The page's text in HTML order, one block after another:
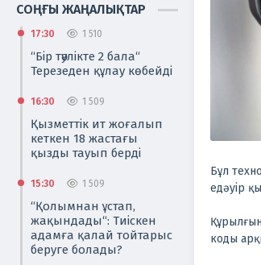
СОҢҒЫ ЖАҢАЛЫҚТАР
17:30 1 510
“Бір тәулікте 2 бала“
Терезеден құлау көбейді
16:30 1 509
Қызметтік ит жоғалып
кеткен 18 жастағы
қызды тауып берді
15:30 1 509
“Қолымнан ұстап,
жақындады“: Тиіскен
адамға қалай тойтарыс
беруге болады?
Бұл
едәуір
коды